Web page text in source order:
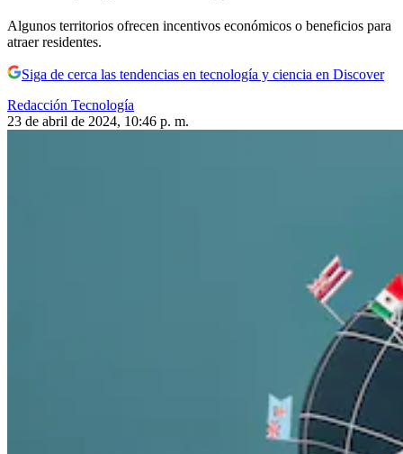
Algunos territorios ofrecen incentivos económicos o beneficios para
atraer residentes.
Siga de cerca las tendencias en tecnología y ciencia en Discover
Redacción Tecnología
23 de abril de 2024, 10:46 p. m.